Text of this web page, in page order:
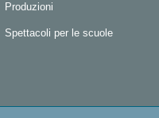
Produzioni
Spettacoli per le scuole